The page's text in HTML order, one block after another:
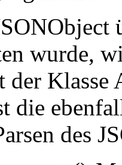
wurde,
Klasse
die
des